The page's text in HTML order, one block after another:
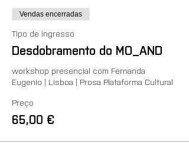
Vendas encerradas
Tipo de ingresso
Desdobramento do MO_AND
workshop presencial com Fernanda
Eugenio | Lisboa | Prosa Plataforma Cultural
Preço
65,00 €